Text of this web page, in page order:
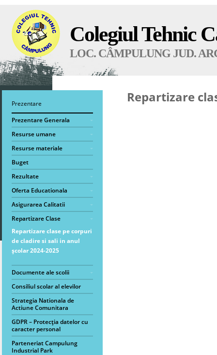
Colegiul Tehnic
LOC. CÂMPULUNG JUD.
Prezentare
Prezentare Generala
Resurse umane
Resurse materiale
Buget
Rezultate
Oferta Educationala
Asigurarea Calitatii
Repartizare Clase
Repartizare clase pe corpuri
de cladire si sali in anul
școlar 2024-2025
Documente ale scolii
Consiliul scolar al elevilor
Strategia Nationala de
Actiune Comunitara
GDPR – Protecția datelor cu
caracter personal
Parteneriat Campulung
Industrial Park
Repartizare